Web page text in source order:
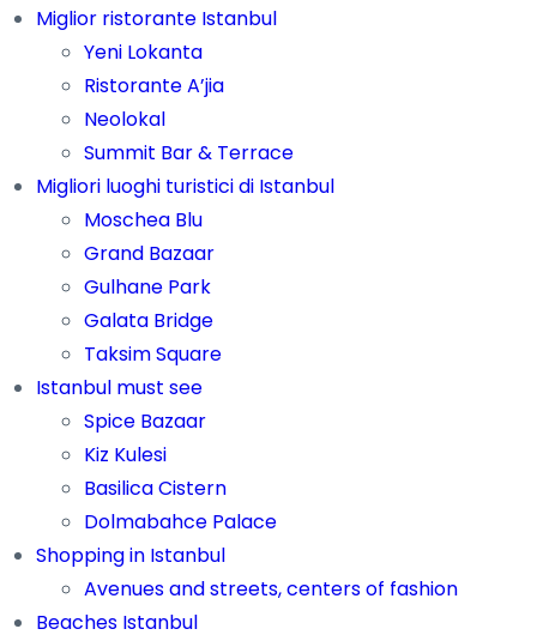
Miglior ristorante Istanbul
Yeni Lokanta
Ristorante A’jia
Neolokal
Summit Bar & Terrace
Migliori luoghi turistici di Istanbul
Moschea Blu
Grand Bazaar
Gulhane Park
Galata Bridge
Taksim Square
Istanbul must see
Spice Bazaar
Kiz Kulesi
Basilica Cistern
Dolmabahce Palace
Shopping in Istanbul
Avenues and streets, centers of fashion
Beaches Istanbul